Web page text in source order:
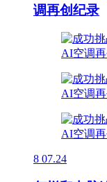
调再创纪录
8 07.24